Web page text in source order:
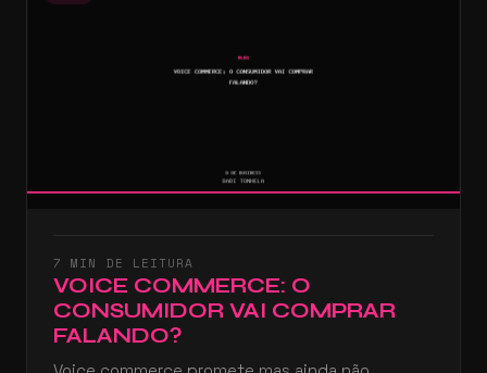
7 MIN DE LEITURA
VOICE COMMERCE: O
CONSUMIDOR VAI COMPRAR
FALANDO?